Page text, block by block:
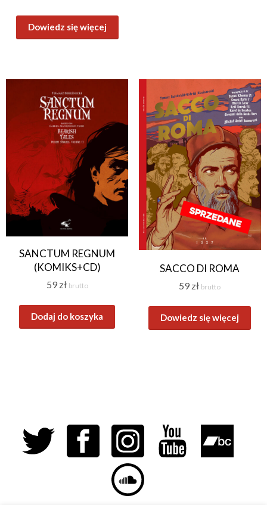
Dowiedz się więcej
SANCTUM REGNUM
(KOMIKS+CD)
59 zł brutto
Dodaj do koszyka
SACCO DI ROMA
59 zł brutto
Dowiedz się więcej